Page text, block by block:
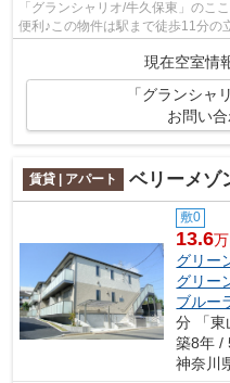
「グランシャリオ/牛久保東」のこ
便利♪この物件は駅まで徒歩11分の
現在空室情
「グランシャ
お問い
賃貸 | アパート ベリーメゾ
敷0
13.6
グリー
グリー
ブルー
分 「東
築8年 /
神奈川